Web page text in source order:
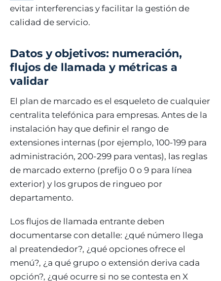
evitar interferencias y facilitar la gestión de
calidad de servicio.
Datos y objetivos: numeración,
flujos de llamada y métricas a
validar
El plan de marcado es el esqueleto de cualquier
centralita telefónica para empresas. Antes de la
instalación hay que definir el rango de
extensiones internas (por ejemplo, 100-199 para
administración, 200-299 para ventas), las reglas
de marcado externo (prefijo 0 o 9 para línea
exterior) y los grupos de ringueo por
departamento.
Los flujos de llamada entrante deben
documentarse con detalle: ¿qué número llega
al preatendedor?, ¿qué opciones ofrece el
menú?, ¿a qué grupo o extensión deriva cada
opción?, ¿qué ocurre si no se contesta en X